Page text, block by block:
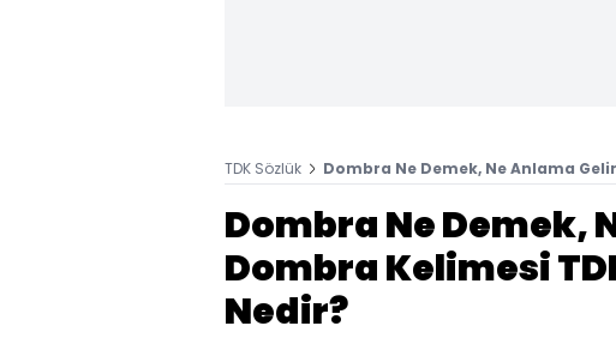
TDK Sözlük Dombra Ne Demek, Ne Anlama
Dombra Ne Demek,
Dombra Kelimesi
Nedir?